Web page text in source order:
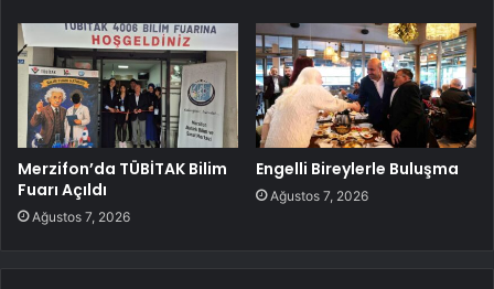
Merzifon’da TÜBİTAK Bilim
Fuarı Açıldı
Ağustos 7, 2026
Engelli Bireylerle Buluşma
Ağustos 7, 2026